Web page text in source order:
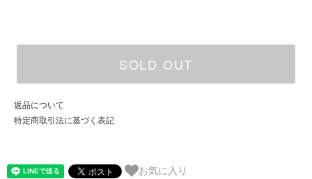
SOLD OUT
返品について
特定商取引法に基づく表記
お気に入り